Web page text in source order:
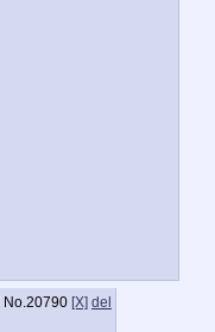
No.20790 [X] del